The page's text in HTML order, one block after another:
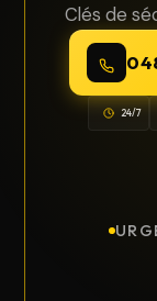
Clés de
24/7